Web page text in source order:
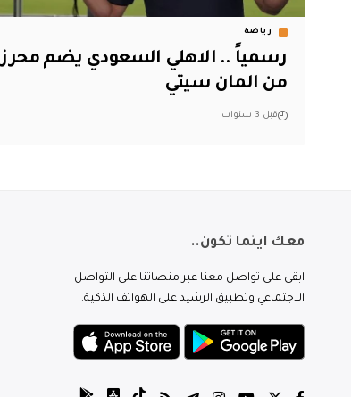
رياضة
رسمياً .. الاهلي السعودي يضم محرز
من المان سيتي
قبل 3 سنوات
معك اينما تكون..
ابقى على تواصل معنا عبر منصاتنا على التواصل
الاجتماعي وتطبيق الرشيد على الهواتف الذكية.